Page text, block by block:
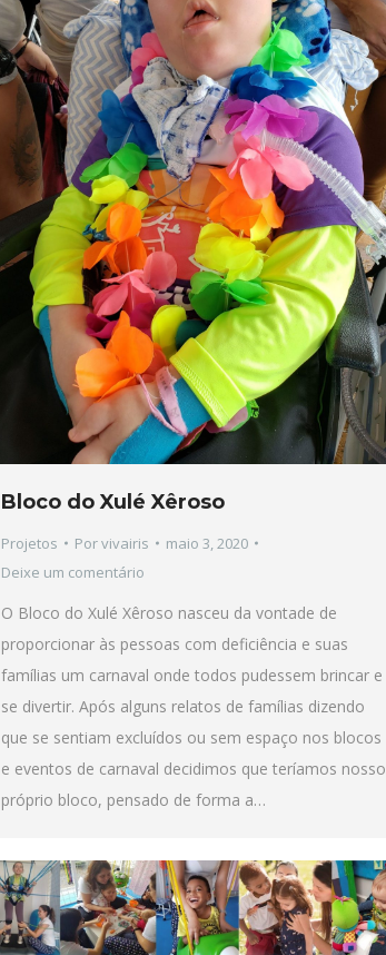
Bloco do Xulé Xêroso
Projetos Porvivairis
maio 3, 2020
Deixe um comentário
O Bloco do Xulé Xêroso nasceu da vontade de
proporcionar às pessoas com deficiência e suas
famílias um carnaval onde todos pudessem brincar e
se divertir. Após alguns relatos de famílias dizendo
que se sentiam excluídos ou sem espaço nos blocos
e eventos de carnaval decidimos que teríamos nosso
próprio bloco, pensado de forma a…